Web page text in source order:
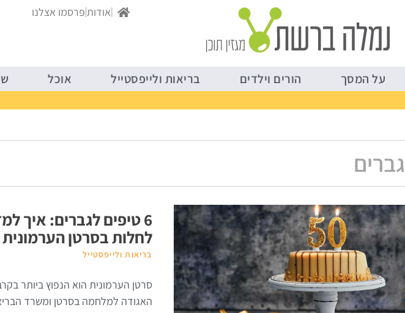
על המסך בריאות ולייפסטייל
אודותפרסמו אצלנו
על המסך הורים וילדים בריאות ולייפסטייל אוכל
גברים
6 טיפים לגברים: איך
לחלות בסרטן
בריאות ולייפסטייל
סרטן הערמונית הוא הנפוץ ביותר
האגודה למלחמה בסרטן ומשרד